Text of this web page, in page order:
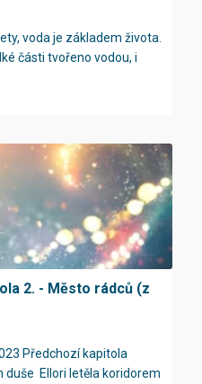
voda je základem života.
části tvořeno vodou, i
2. - Město rádců (z
Předchozí kapitola
duše Ellori letěla koridorem